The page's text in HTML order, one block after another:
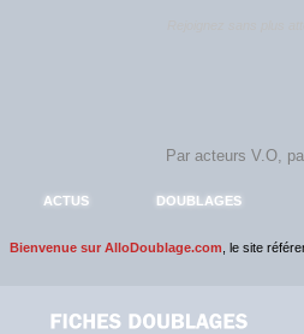
ACTUS DOUBLAGES
Bienvenue sur AlloDoublage.com , le site